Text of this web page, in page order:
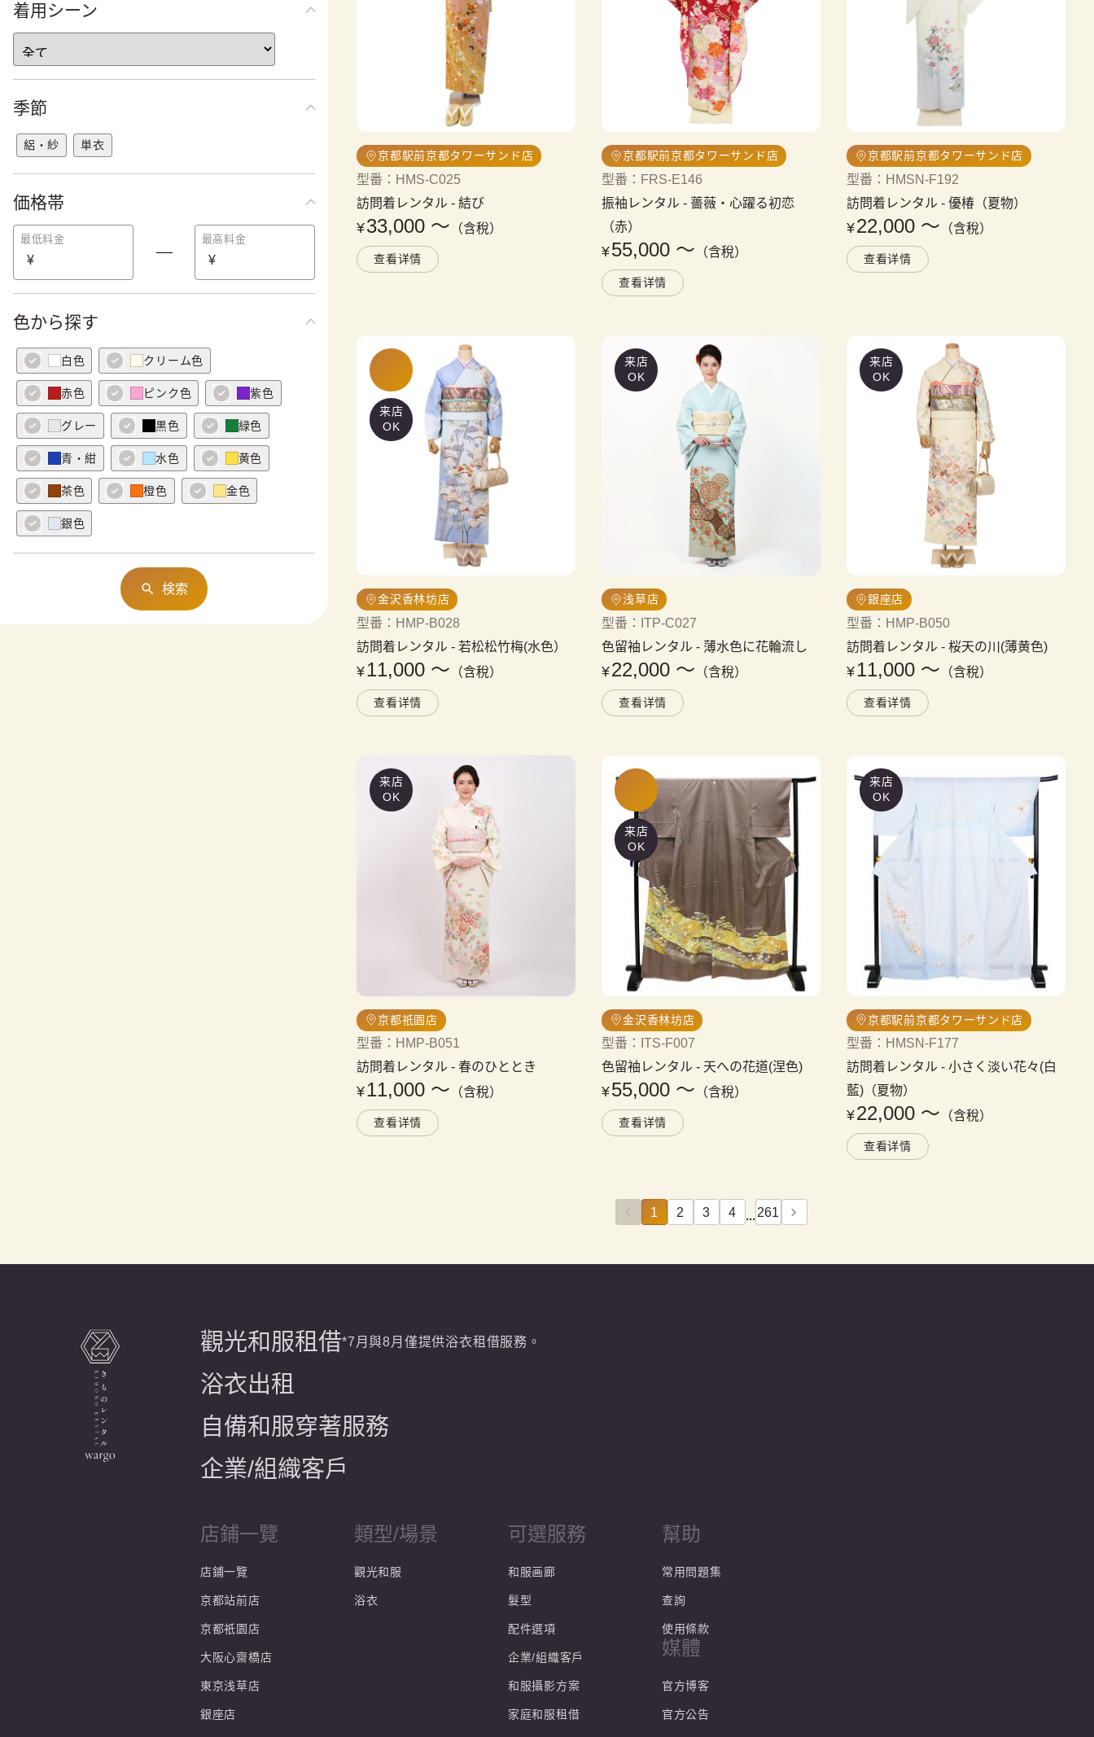
着用シーン
季節
絽・紗 単衣
価格帯
最低料金
¥
最高料金
¥
色から探す
白色 クリーム色
赤色 ピンク色 紫色
グレー 黒色 緑色
青・紺 水色 黄色
茶色 橙色 金色
銀色
検索
京都駅前京都タワーサンド店
型番 ： HMS-C025
訪問着レンタル - 結び
¥33,000 〜 （含稅）
查看详情
京都駅前京都タワーサンド店
型番 ： FRS-E146
振袖レンタル - 薔薇・心躍る初恋
（赤）
¥55,000 〜 （含稅）
查看详情
京都駅前京都タワーサンド店
型番 ： HMSN-F192
訪問着レンタル - 優椿（夏物）
¥22,000 〜 （含稅）
查看详情
来店
OK
金沢香林坊店
型番 ： HMP-B028
訪問着レンタル - 若松松竹梅(水色）
¥11,000 〜 （含稅）
查看详情
来店
OK
浅草店
型番 ：
ITP-C027
色留袖レンタル - 薄水色に花輪流し
¥22,000 〜 （含稅）
查看详情
来店
OK
銀座店
型番 ： HMP-B050
訪問着レンタル - 桜天の川(薄黄色)
¥11,000 〜 （含稅）
查看详情
来店
OK
京都祇園店
型番 ： HMP-B051
訪問着レンタル - 春のひととき
¥11,000 〜 （含稅）
查看详情
来店
OK
金沢香林坊店
型番 ：
ITS-F007
色留袖レンタル - 天への花道(涅色)
¥55,000 〜 （含稅）
查看详情
来店
OK
京都駅前京都タワーサンド店
型番 ： HMSN-F177
訪問着レンタル - 小さく淡い花々(白
藍)（夏物）
¥22,000 〜 （含稅）
查看详情
1 2 3 4 ... 261
觀光和服租借*7月與8月僅提供浴衣租借服務。
浴衣出租
自備和服穿著服務
企業/組織客戶
店鋪一覽
店鋪一覽
京都站前店
京都祇園店
大阪心齋橋店
東京浅草店
銀座店
類型/場景
觀光和服
浴衣
可選服務
和服画廊
髮型
配件選項
企業/組織客戶
和服攝影方案
家庭和服租借
幫助
常用問題集
查詢
使用條款
媒體
官方博客
官方公告